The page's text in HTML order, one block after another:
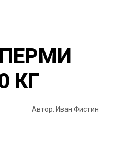
КГ
Автор: Иван Фистин